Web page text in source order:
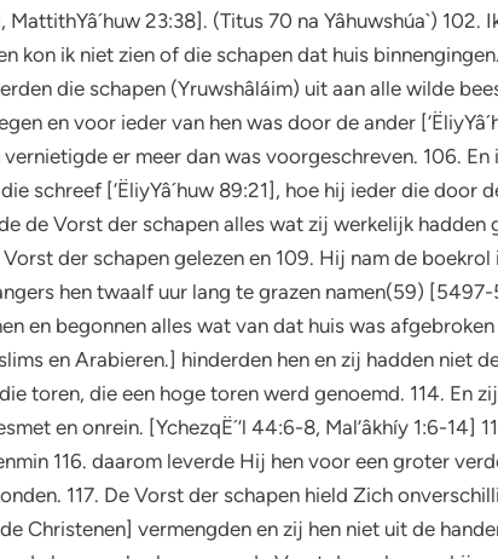
MattithYâ´huw 23:38]. (Titus 70 na Yâhuwshúa`)
kon ik niet zien of die schapen dat huis
die schapen (Yruwshâláim) uit aan alle wilde
en voor ieder van hen was door de ander
er meer dan was voorgeschreven. 106.
schreef [‘ËliyYâ´huw 89:21], hoe hij ieder die
de Vorst der schapen alles wat zij werkelijk
der schapen gelezen en 109. Hij nam de
hen twaalf uur lang te grazen namen(59)
en begonnen alles wat van dat huis was afgebroken
en Arabieren.] hinderden hen en zij hadden niet
toren, die een hoge toren werd genoemd. 114. En
en onrein. [YchezqË´’l 44:6-8, Mal’âkhíy 1:6-
116. daarom leverde Hij hen voor een groter
117. De Vorst der schapen hield Zich
Christenen] vermengden en zij hen niet uit de